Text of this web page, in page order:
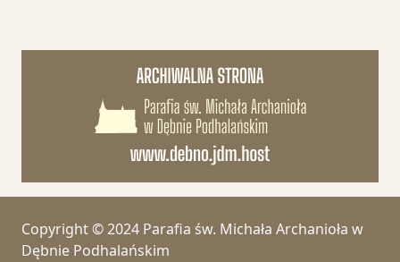
Copyright © 2024 Parafia św. Michała Archanioła w
Dębnie Podhalańskim